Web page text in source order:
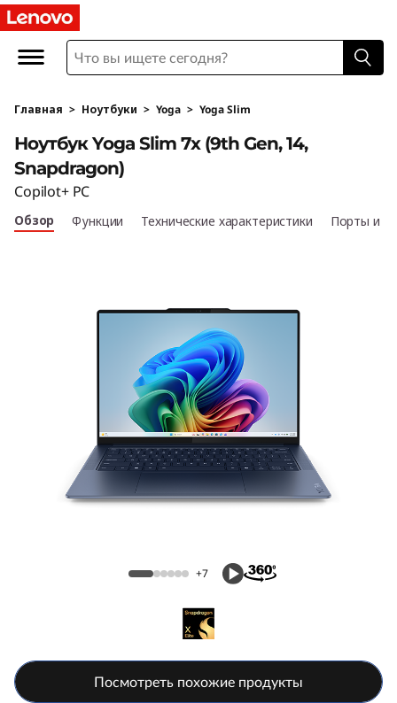
L
n
o
v
o
e
Главная > Ноутбуки > Yoga > Yoga Slim
Ноутбук Yoga Slim 7x (9th Gen, 14,
Snapdragon)
Copilot+ PC
Обзор Функции Технические характеристики Порты и
+7
Посмотреть похожие продукты